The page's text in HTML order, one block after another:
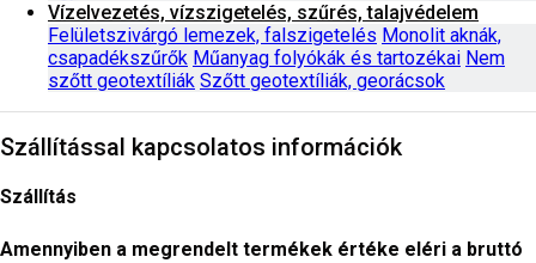
Vízelvezetés, vízszigetelés, szűrés, talajvédelem
Felületszivárgó lemezek, falszigetelés Monolit aknák,
csapadékszűrők Műanyag folyókák és tartozékai Nem
szőtt geotextíliák Szőtt geotextíliák, georácsok
Szállítással kapcsolatos információk
Szállítás
Amennyiben a megrendelt termékek értéke eléri a bruttó